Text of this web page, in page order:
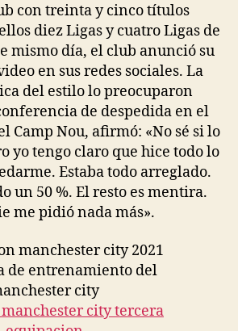
con treinta y cinco títulos
diez Ligas y cuatro Ligas de
mismo día, el club anunció su
en sus redes sociales. La
del estilo lo preocuparon
de despedida en el
Camp Nou, afirmó: «No sé si lo
yo tengo claro que hice todo lo
Estaba todo arreglado.
un 50 %. El resto es mentira.
me pidió nada más».